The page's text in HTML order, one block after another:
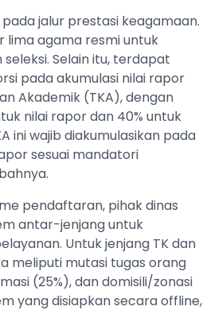
jalur prestasi keagamaan.
lima agama resmi untuk
Selain itu, terdapat
pada akumulasi nilai rapor
Akademik (TKA), dengan
nilai rapor dan 40% untuk
ini wajib diakumulasikan pada
sesuai mandatori
pendaftaran, pihak dinas
antar-jenjang untuk
Untuk jenjang TK dan
meliputi mutasi tugas orang
(25%), dan domisili/zonasi
yang disiapkan secara offline,